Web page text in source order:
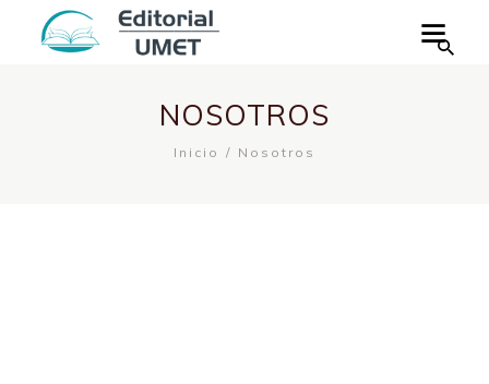
NOSOTROS
Inicio Nosotros